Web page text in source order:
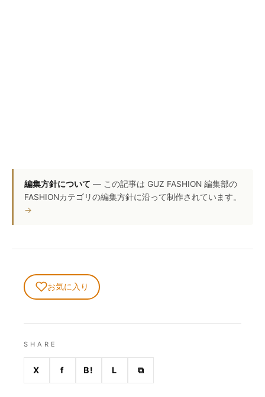
編集方針について — この記事は GUZ FASHION 編集部の
FASHIONカテゴリの編集方針に沿って制作されています。
お気に入り
SHARE
X f B! L ⧉